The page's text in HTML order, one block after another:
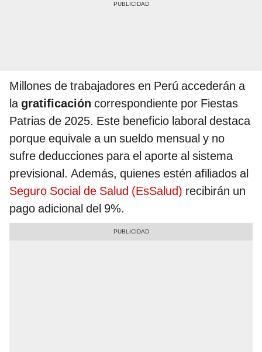
Millones de trabajadores en Perú accederán a
lagratificación correspondiente por Fiestas
Patrias de 2025. Este beneficio laboral destaca
porque equivale a un sueldo mensual y no
sufre deducciones para el aporte al sistema
previsional. Además, quienes estén afiliados al
Seguro Social de Salud (EsSalud) recibirán un
pago adicional del 9%.